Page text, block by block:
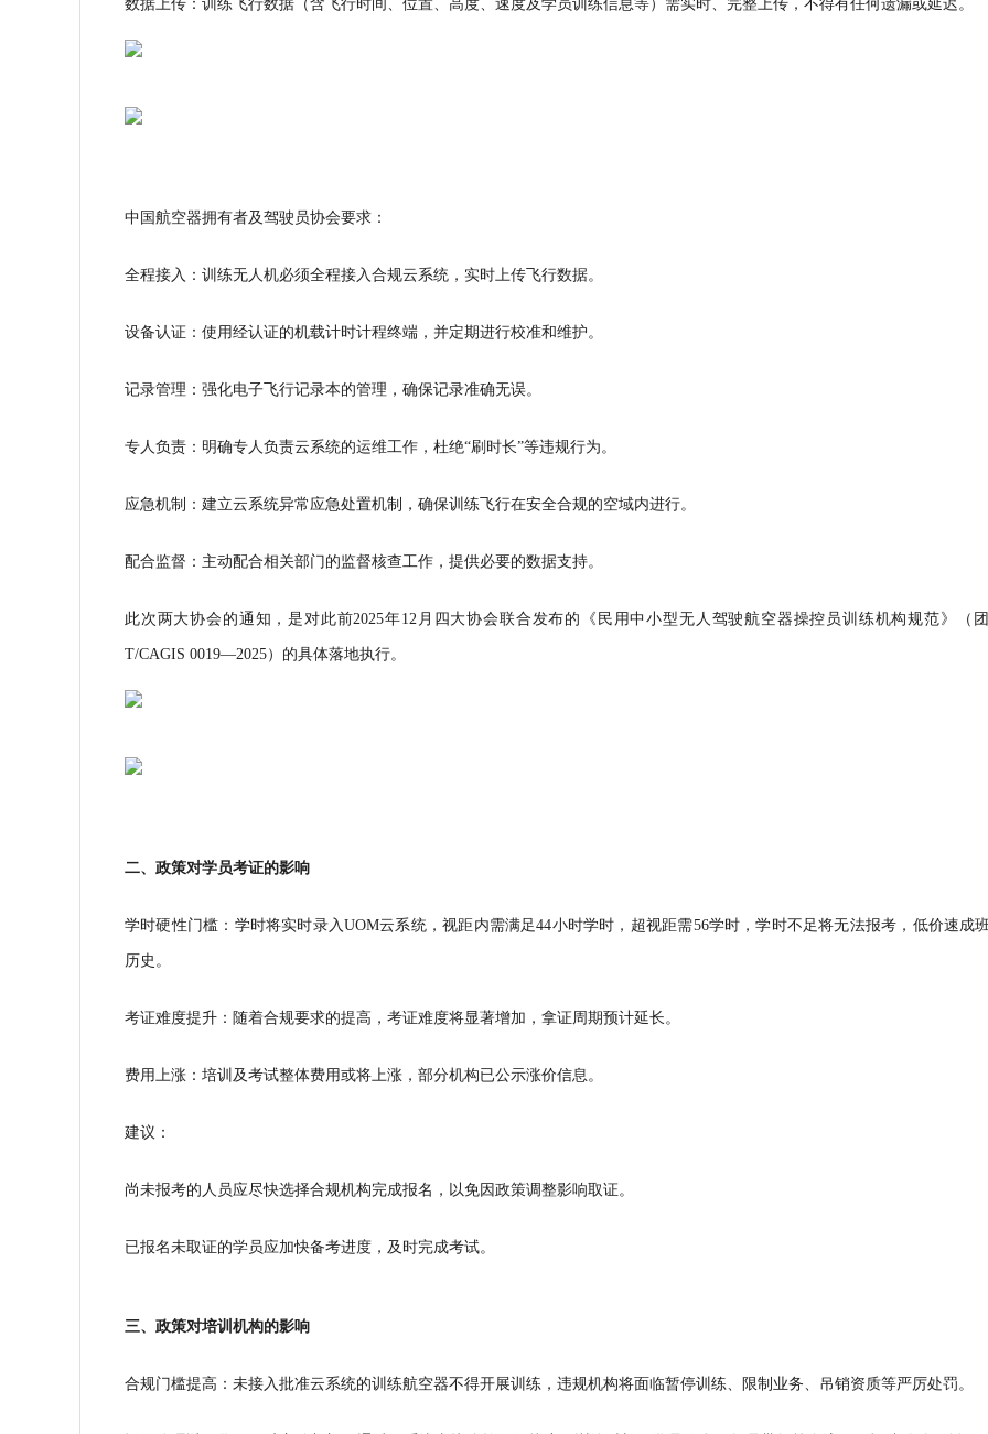
数据上传：训练飞行数据（含飞行时间、位置、高度、速度及学员训练信息等）需实时、完整上传，不得有任何遗漏或延迟。
中国航空器拥有者及驾驶员协会要求：
全程接入：训练无人机必须全程接入合规云系统，实时上传飞行数据。
设备认证：使用经认证的机载计时计程终端，并定期进行校准和维护。
记录管理：强化电子飞行记录本的管理，确保记录准确无误。
专人负责：明确专人负责云系统的运维工作，杜绝“刷时长”等违规行为。
应急机制：建立云系统异常应急处置机制，确保训练飞行在安全合规的空域内进行。
配合监督：主动配合相关部门的监督核查工作，提供必要的数据支持。
此次两大协会的通知，是对此前2025年12月四大协会联合发布的《民用中小型无人驾驶航空器操控员训练机构规范》（
T/CAGIS 0019—2025）的具体落地执行。
二、政策对学员考证的影响
学时硬性门槛：学时将实时录入UOM云系统，视距内需满足44小时学时，超视距需56学时，学时不足将无法报考，低价速成
历史。
考证难度提升：随着合规要求的提高，考证难度将显著增加，拿证周期预计延长。
费用上涨：培训及考试整体费用或将上涨，部分机构已公示涨价信息。
建议：
尚未报考的人员应尽快选择合规机构完成报名，以免因政策调整影响取证。
已报名未取证的学员应加快备考进度，及时完成考试。
三、政策对培训机构的影响
合规门槛提高：未接入批准云系统的训练航空器不得开展训练，违规机构将面临暂停训练、限制业务、吊销资质等严厉处罚。